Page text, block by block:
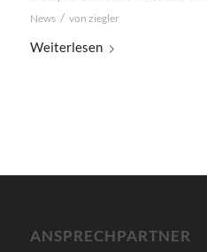
News / von ziegler
Weiterlesen
ANSPRECHPARTNER